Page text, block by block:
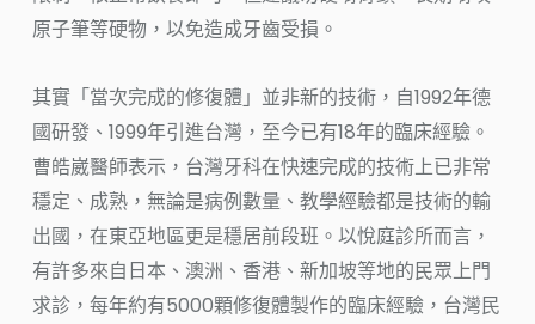
原子筆等硬物，以免造成牙齒受損。
其實「當次完成的修復體」並非新的技術，自1992年德
國研發、1999年引進台灣，至今已有18年的臨床經驗。
曹皓崴醫師表示，台灣牙科在快速完成的技術上已非常
穩定、成熟，無論是病例數量、教學經驗都是技術的輸
出國，在東亞地區更是穩居前段班。以悅庭診所而言，
有許多來自日本、澳洲、香港、新加坡等地的民眾上門
求診，每年約有5000顆修復體製作的臨床經驗，台灣民